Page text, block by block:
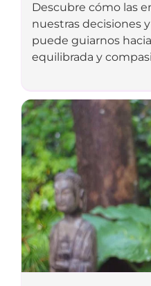
Descubre cómo las
nuestras decisiones
puede guiarnos
equilibrada y